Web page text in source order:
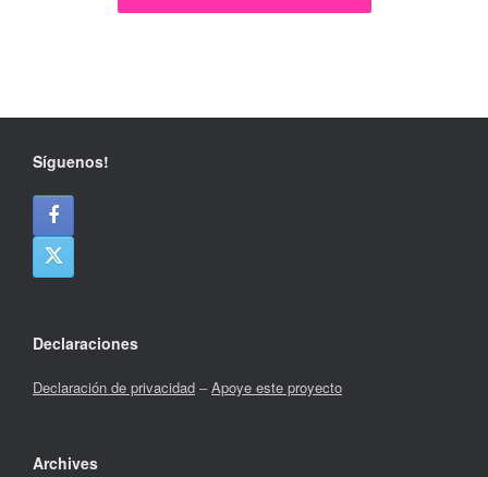
Síguenos!
Declaraciones
Declaración de privacidad –Apoye este proyecto
Archives